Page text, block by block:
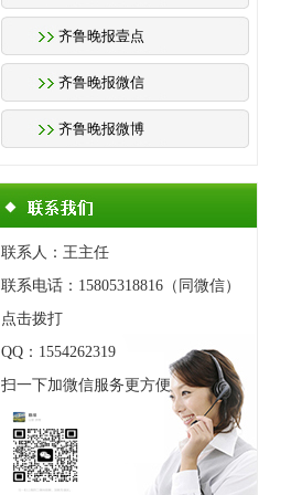
齐鲁晚报壹点
齐鲁晚报微信
齐鲁晚报微博
联系人：王主任
联系电话：15805318816（同微信）
点击拨打
QQ：1554262319
扫一下加微信服务更方便